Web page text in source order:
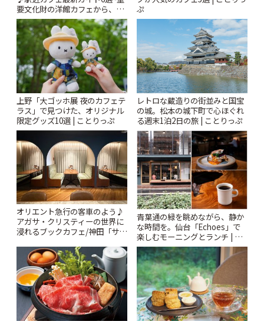
要文化財の洋館カフェから、改
札すぐのレトロ喫茶まで~ | こと
りっぷ
ぷ
上野「大ゴッホ展 夜のカフェテ
ラス」で見つけた、オリジナル
限定グッズ10選 | ことりっぷ
レトロな蔵造りの街並みと国宝
の城。松本の城下町で心ほぐれ
る週末1泊2日の旅 | ことりっぷ
オリエント急行の客車のよう♪
アガサ・クリスティーの世界に
浸れるブックカフェ/神田「サロ
青葉通の緑を眺めながら、静か
な時間を。仙台「Echoes」で
楽しむモーニングとランチ | こ
とりっぷ